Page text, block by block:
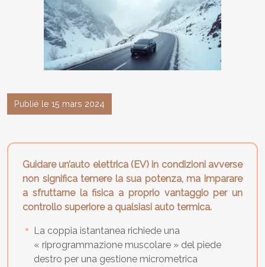
Publié le 15 mars 2024
Guidare un’auto elettrica (EV) in condizioni avverse
non significa temere la sua potenza, ma imparare
a sfruttarne la fisica a proprio vantaggio per un
controllo superiore a qualsiasi auto termica.
La coppia istantanea richiede una
« riprogrammazione muscolare » del piede
destro per una gestione micrometrica